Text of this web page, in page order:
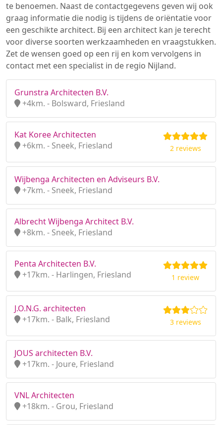
te benoemen. Naast de contactgegevens geven wij ook
graag informatie die nodig is tijdens de oriëntatie voor
een geschikte architect. Bij een architect kan je terecht
voor diverse soorten werkzaamheden en vraagstukken.
Zet de wensen goed op een rij en kom vervolgens in
contact met een specialist in de regio Nijland.
Grunstra Architecten B.V.
+4km. - Bolsward, Friesland
Kat Koree Architecten
+6km. - Sneek, Friesland
2 reviews
Wijbenga Architecten en Adviseurs B.V.
+7km. - Sneek, Friesland
Albrecht Wijbenga Architect B.V.
+8km. - Sneek, Friesland
Penta Architecten B.V.
+17km. - Harlingen, Friesland
1 review
J.O.N.G. architecten
+17km. - Balk, Friesland
3 reviews
JOUS architecten B.V.
+17km. - Joure, Friesland
VNL Architecten
+18km. - Grou, Friesland